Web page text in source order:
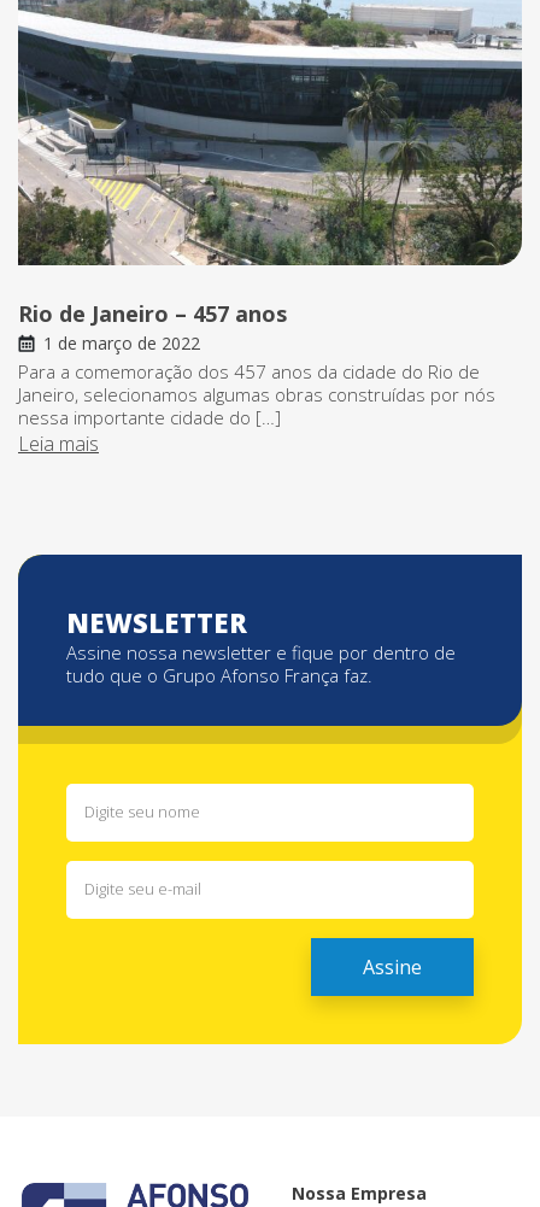
Rio de Janeiro – 457 anos
1 de março de 2022
Para a comemoração dos 457 anos da cidade do Rio de
Janeiro, selecionamos algumas obras construídas por nós
nessa importante cidade do […]
Leia mais
NEWSLETTER
Assine nossa newsletter e fique por dentro de
tudo que o Grupo Afonso França faz.
Nossa Empresa